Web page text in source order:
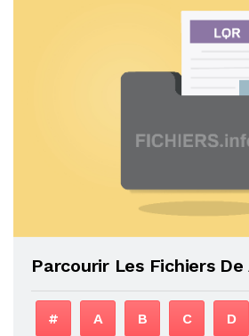
Parcourir Les Fichiers De
# A B C D